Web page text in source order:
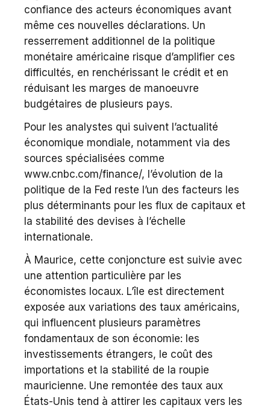
confiance des acteurs économiques avant
même ces nouvelles déclarations. Un
resserrement additionnel de la politique
monétaire américaine risque d’amplifier ces
difficultés, en renchérissant le crédit et en
réduisant les marges de manoeuvre
budgétaires de plusieurs pays.
Pour les analystes qui suivent l’actualité
économique mondiale, notamment via des
sources spécialisées comme
www.cnbc.com/finance/, l’évolution de la
politique de la Fed reste l’un des facteurs les
plus déterminants pour les flux de capitaux et
la stabilité des devises à l’échelle
internationale.
À Maurice, cette conjoncture est suivie avec
une attention particulière par les
économistes locaux. L’île est directement
exposée aux variations des taux américains,
qui influencent plusieurs paramètres
fondamentaux de son économie: les
investissements étrangers, le coût des
importations et la stabilité de la roupie
mauricienne. Une remontée des taux aux
États-Unis tend à attirer les capitaux vers les